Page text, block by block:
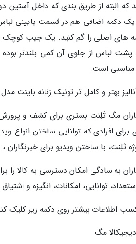
که البته از طریق بندی که داخل آستین
یک دکمه اضافی هم در قسمت پایینی
های اصلی را گم کنید. یک جیب
پشت لباس از جلوی آن کمی بلندتر
مناسبی است.
و کامل تر تونیک زنانه باینت مدل 2261526، از شما دعوت می کنیم تا ویدیوی بالا را دیدن کنید.
مگ تَلِنت بستری برای کشف و
برای افرادی که توانایی ساختن انواع
تَلِنت، با ساختن ویدیو برای
به سادگی امکان دسترسی به کالا را
توانایی، امکانات، انگیزه و
اطلاعات بیشتر روی دکمه زیر کلیک
مگ